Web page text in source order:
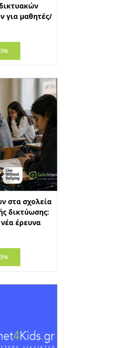
για μαθητές/
στα σχολεία
δικτύωσης:
έρευνα